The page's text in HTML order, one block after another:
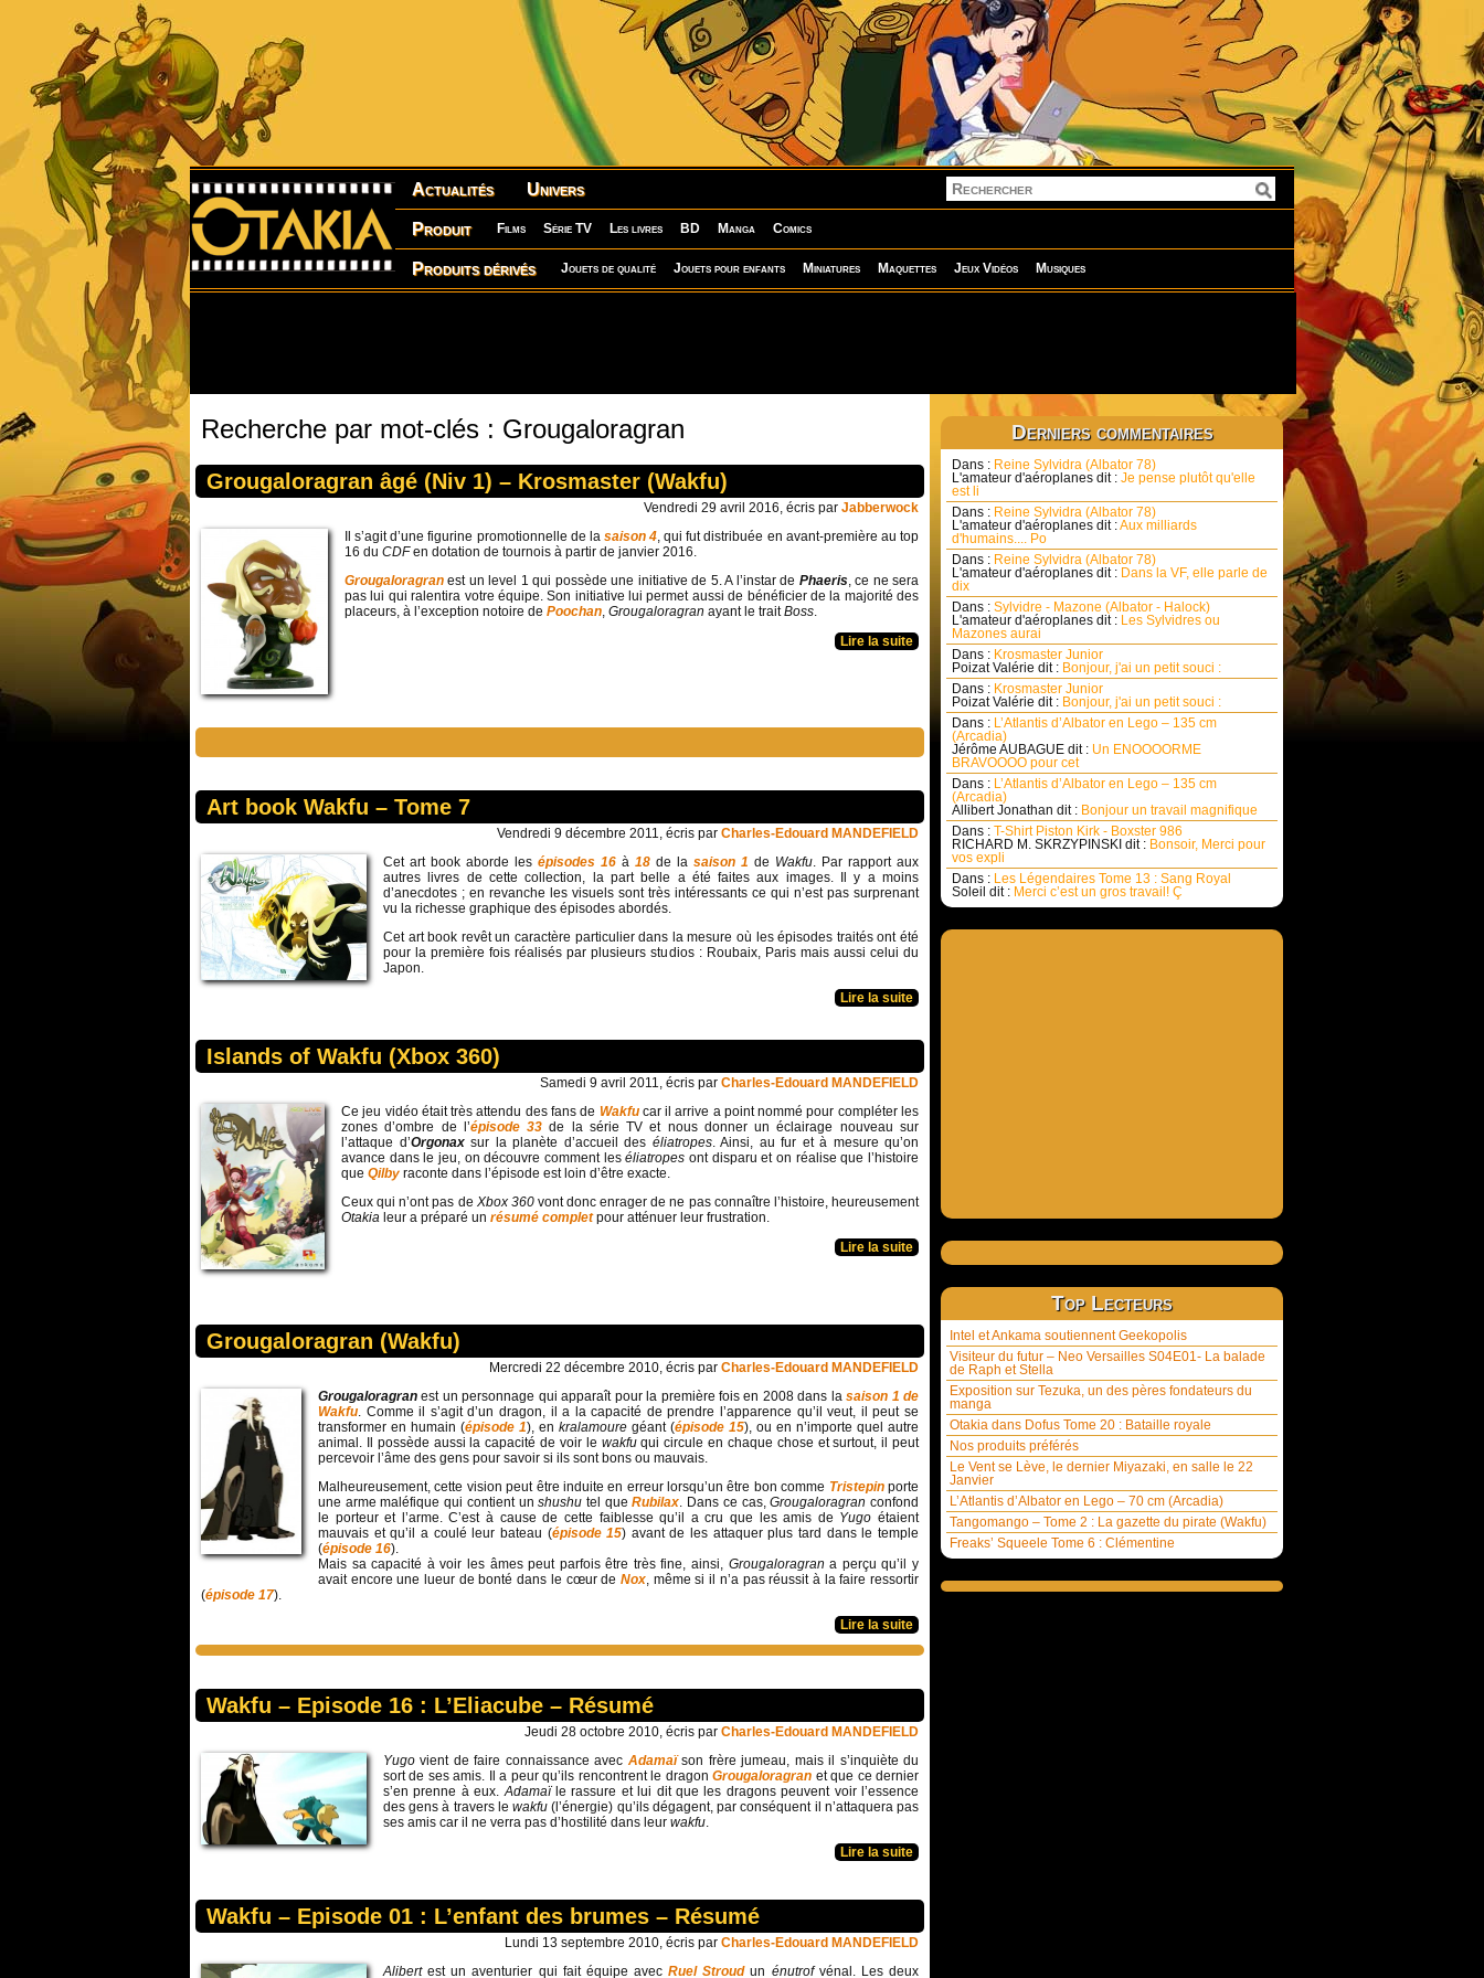
Actualités Univers
Produit Films Série TV Les livres BD Manga Comics
Produits dérivés Jouets de qualité Jouets pour enfants Miniatures Maquettes Jeux Vidéos Musiques
Recherche par mot-clés : Grougaloragran
Grougaloragran âgé (Niv 1) – Krosmaster (Wakfu)
Vendredi 29 avril 2016, écris par Jabberwock
Il s’agit d’une figurine promotionnelle de la saison 4, qui fut distribuée en avant-première au top
16 du CDFen dotation de tournois à partir de janvier 2016.
Grougaloragran est un level 1 qui possède une initiative de 5. A l’instar de Phaeris, ce ne sera
pas lui qui ralentira votre équipe. Son initiative lui permet aussi de bénéficier de la majorité des
placeurs, à l’exception notoire de Poochan, Grougaloragran ayant le traitBoss.
Lire la suite
Art book Wakfu – Tome 7
Vendredi 9 décembre 2011, écris par Charles-Edouard MANDEFIELD
Cet art book aborde les épisodes 16 à 18 de la saison 1 de Wakfu. Par rapport aux
autres livres de cette collection, la part belle a été faites aux images. Il y a moins
d’anecdotes ; en revanche les visuels sont très intéressants ce qui n’est pas surprenant
vu la richesse graphique des épisodes abordés.
Cet art book revêt un caractère particulier dans la mesure où les épisodes traités ont été
pour la première fois réalisés par plusieurs studios : Roubaix, Paris mais aussi celui du
Japon.
Lire la suite
Islands of Wakfu (Xbox 360)
Samedi 9 avril 2011, écris par Charles-Edouard MANDEFIELD
Ce jeu vidéo était très attendu des fans de Wakfu car il arrive a point nommé pour compléter les
zones d’ombre de l’épisode 33 de la série TV et nous donner un éclairage nouveau sur
l’attaque d’Orgonax sur la planète d’accueil des éliatropes. Ainsi, au fur et à mesure qu’on
avance dans le jeu, on découvre comment leséliatropesont disparu et on réalise que l’histoire
que Qilby raconte dans l’épisode est loin d’être exacte.
Ceux qui n’ont pas de Xbox 360 vont donc enrager de ne pas connaître l’histoire, heureusement
Otakia leur a préparé un résumé completpour atténuer leur frustration.
Lire la suite
Grougaloragran (Wakfu)
Mercredi 22 décembre 2010, écris par Charles-Edouard MANDEFIELD
Grougaloragranest un personnage qui apparaît pour la première fois en 2008 dans lasaison 1 de
Wakfu. Comme il s’agit d’un dragon, il a la capacité de prendre l’apparence qu’il veut, il peut se
transformer en humain (épisode 1), en kralamoure géant (épisode 15), ou en n’importe quel autre
animal. Il possède aussi la capacité de voir le wakfuqui circule en chaque chose et surtout, il peut
percevoir l’âme des gens pour savoir si ils sont bons ou mauvais.
Malheureusement, cette vision peut être induite en erreur lorsqu’un être bon comme Tristepinporte
une arme maléfique qui contient unshushutel queRubilax. Dans ce cas,Grougaloragranconfond
le porteur et l’arme. C’est à cause de cette faiblesse qu’il a cru que les amis de Yugoétaient
mauvais et qu’il a coulé leur bateau (épisode 15) avant de les attaquer plus tard dans le temple
(épisode 16).
Mais sa capacité à voir les âmes peut parfois être très fine, ainsi, Grougaloragrana perçu qu’il y
avait encore une lueur de bonté dans le cœur de Nox, même si il n’a pas réussit à la faire ressortir
(épisode 17).
Lire la suite
Wakfu – Episode 16 : L’Eliacube – Résumé
Jeudi 28 octobre 2010, écris par Charles-Edouard MANDEFIELD
Yugovient de faire connaissance avec Adamaïson frère jumeau, mais il s’inquiète du
sort de ses amis. Il a peur qu’ils rencontrent le dragonGrougaloragran et que ce dernier
s’en prenne à eux.Adamaï le rassure et lui dit que les dragons peuvent voir l’essence
des gens à travers lewakfu(l’énergie) qu’ils dégagent, par conséquent il n’attaquera pas
ses amis car il ne verra pas d’hostilité dans leur wakfu.
Lire la suite
Wakfu – Episode 01 : L’enfant des brumes – Résumé
Lundi 13 septembre 2010, écris par Charles-Edouard MANDEFIELD
Alibertest un aventurier qui fait équipe avecRuel Stroudun énutrofvénal. Les deux
Derniers commentaires
Dans : Reine Sylvidra (Albator 78)
L'amateur d'aéroplanes dit : Je pense plutôt qu'elle
est li
Dans : Reine Sylvidra (Albator 78)
L'amateur d'aéroplanes dit :Aux milliards
d'humains.... Po
Dans : Reine Sylvidra (Albator 78)
L'amateur d'aéroplanes dit : Dans la VF, elle parle de
dix
Dans : Sylvidre - Mazone (Albator - Halock)
L'amateur d'aéroplanes dit : Les Sylvidres ou
Mazones aurai
Dans : Krosmaster Junior
Poizat Valérie dit : Bonjour, j'ai un petit souci :
Dans : Krosmaster Junior
Poizat Valérie dit : Bonjour, j'ai un petit souci :
Dans : L’Atlantis d’Albator en Lego – 135 cm
(Arcadia)
Jérôme AUBAGUE dit : Un ENOOOORME
BRAVOOOO pour cet
Dans : L’Atlantis d’Albator en Lego – 135 cm
(Arcadia)
Allibert Jonathan dit : Bonjour un travail magnifique
Dans : T-Shirt Piston Kirk - Boxster 986
RICHARD M. SKRZYPINSKI dit : Bonsoir, Merci pour
vos expli
Dans : Les Légendaires Tome 13 : Sang Royal
Soleil dit : Merci c’est un gros travail! Ç
Top Lecteurs
Intel et Ankama soutiennent Geekopolis
Visiteur du futur – Neo Versailles S04E01- La balade
de Raph et Stella
Exposition sur Tezuka, un des pères fondateurs du
manga
Otakia dans Dofus Tome 20 : Bataille royale
Nos produits préférés
Le Vent se Lève, le dernier Miyazaki, en salle le 22
Janvier
L’Atlantis d’Albator en Lego – 70 cm (Arcadia)
Tangomango – Tome 2 : La gazette du pirate (Wakfu)
Freaks’ Squeele Tome 6 : Clémentine